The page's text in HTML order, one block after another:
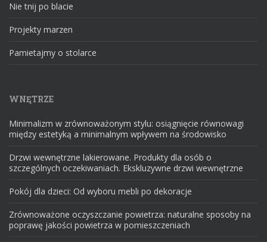
Nie tnij po blacie
Projekty marzen
Pamietajmy o stolarce
WNĘTRZE
Minimalizm w zrównoważonym stylu: osiągnięcie równowagi
między estetyką a minimalnym wpływem na środowisko
Drzwi wewnętrzne lakierowane. Produkty dla osób o
szczególnych oczekiwaniach. Ekskluzywne drzwi wewnętrzne
Pokój dla dzieci: Od wyboru mebli po dekoracje
Zrównoważone oczyszczanie powietrza: naturalne sposoby na
poprawę jakości powietrza w pomieszczeniach